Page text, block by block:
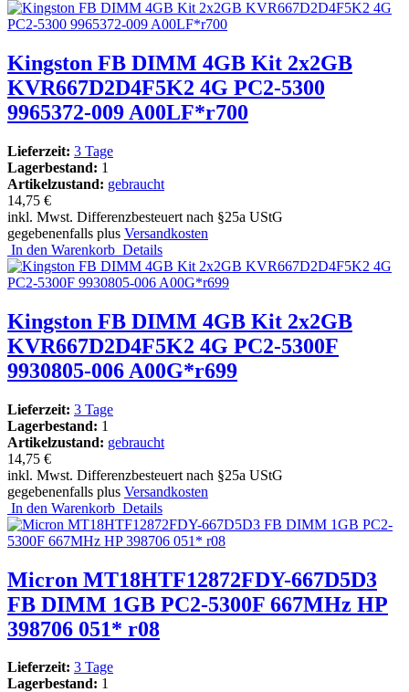
Kingston FB DIMM 4GB Kit 2x2GB
KVR667D2D4F5K2 4G PC2-5300
9965372-009 A00LF*r700
Lieferzeit: 3 Tage
Lagerbestand: 1
Artikelzustand: gebraucht
14,75 €
inkl. Mwst. Differenzbesteuert nach §25a UStG
gegebenenfalls plus Versandkosten
In den Warenkorb Details
Kingston FB DIMM 4GB Kit 2x2GB
KVR667D2D4F5K2 4G PC2-5300F
9930805-006 A00G*r699
Lieferzeit: 3 Tage
Lagerbestand: 1
Artikelzustand: gebraucht
14,75 €
inkl. Mwst. Differenzbesteuert nach §25a UStG
gegebenenfalls plus Versandkosten
In den Warenkorb Details
Micron MT18HTF12872FDY-667D5D3
FB DIMM 1GB PC2-5300F 667MHz HP
398706 051* r08
Lieferzeit: 3 Tage
Lagerbestand: 1